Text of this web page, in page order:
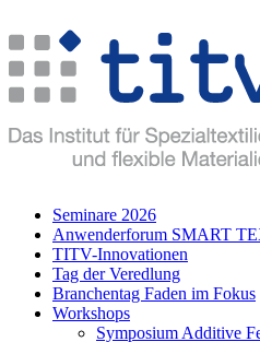
Seminare 2026
Anwenderforum SMART
TITV-Innovationen
Tag der Veredlung
Branchentag Faden im Fokus
Workshops
Symposium Additive